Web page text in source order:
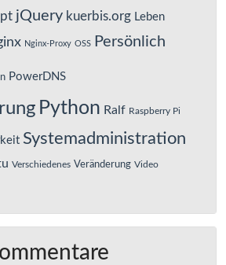
jQuery kuerbis.org Leben
Nginx-Proxy OSS Persönlich
PowerDNS
Python Ralf Raspberry Pi
Systemadministration
Verschiedenes Veränderung Video